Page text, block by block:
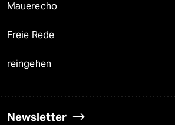
Mauerecho
Freie Rede
reingehen
Newsletter